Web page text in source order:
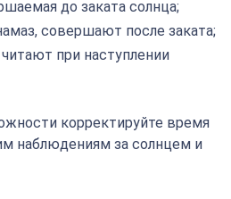
до заката солнца;
совершают после заката;
при наступлении
корректируйте время
наблюдениям за солнцем и